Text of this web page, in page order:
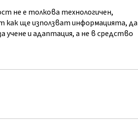
не е толкова технологичен,
как ще използват информацията, да
и адаптация, а не в средство